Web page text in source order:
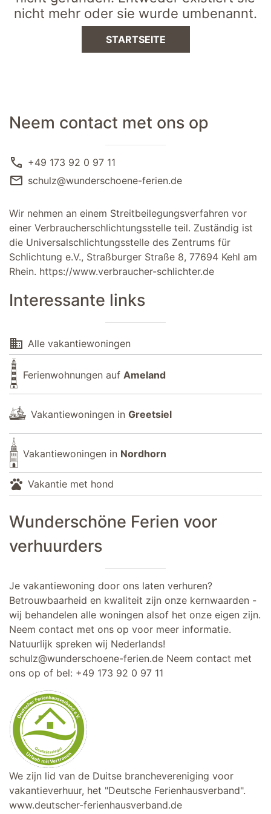
nicht mehr oder sie wurde umbenannt.
STARTSEITE
Neem contact met ons op
call +49 173 92 0 97 11
mail schulz@wunderschoene-ferien.de
Wir nehmen an einem Streitbeilegungsverfahren vor
einer Verbraucherschlichtungsstelle teil. Zuständig ist
die Universalschlichtungsstelle des Zentrums für
Schlichtung e.V., Straßburger Straße 8, 77694 Kehl am
Rhein. https://www.verbraucher-schlichter.de
Interessante links
domain Alle vakantiewoningen
Ferienwohnungen auf Ameland
Vakantiewoningen in Greetsiel
Vakantiewoningen in Nordhorn
pets Vakantie met hond
Wunderschöne Ferien voor
verhuurders
Je vakantiewoning door ons laten verhuren?
Betrouwbaarheid en kwaliteit zijn onze kernwaarden -
wij behandelen alle woningen alsof het onze eigen zijn.
Neem contact met ons op voor meer informatie.
Natuurlijk spreken wij Nederlands!
schulz@wunderschoene-ferien.de Neem contact met
ons op of bel: +49 173 92 0 97 11
We zijn lid van de Duitse branchevereniging voor
vakantieverhuur, het "Deutsche Ferienhausverband".
www.deutscher-ferienhausverband.de